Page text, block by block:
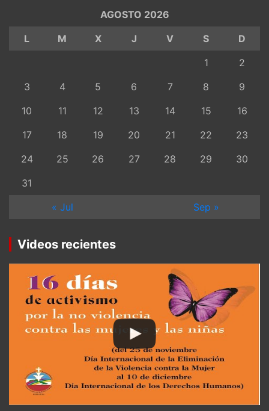
AGOSTO 2026
L
M X J V S
D
1
2
3
4 5 6 7 8
9
10
11 12 13 14 15
16
17
18 19 20 21 22
23
24
25 26 27 28 29
30
31
« Jul
Sep »
Videos recientes